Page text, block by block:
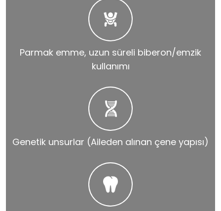
Parmak emme, uzun süreli biberon/emzik
kullanımı
Genetik unsurlar (Aileden alınan çene yapısı)